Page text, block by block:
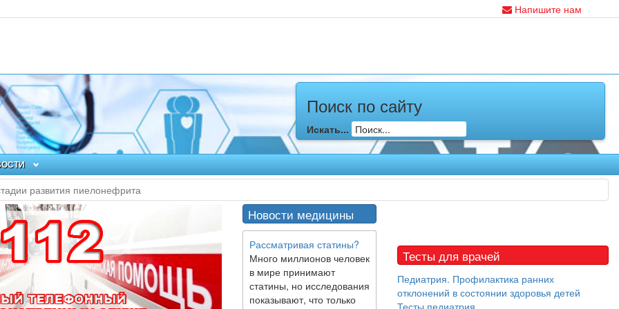
Напишите нам
Поиск по сайту
Искать...
развития пиелонефрита
Новости медицины
Рассматривая статины?
Много миллионов человек
в мире принимают
статины, но исследования
показывают, что только
Тесты для врачей
Педиатрия. Профилактика ранних
отклонений в состоянии здоровья детей
Тесты педиатрия